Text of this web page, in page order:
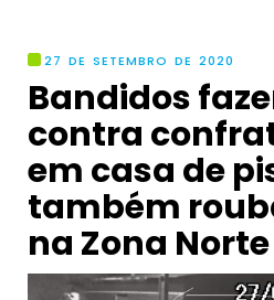
27 DE SETEMBRO DE 2020
Bandidos
contra
em casa de
também
na Zona